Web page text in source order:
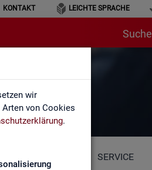
wir
von Cookies
.
KONTAKT LEICHTE SPRACHE
Suche
SERVICE